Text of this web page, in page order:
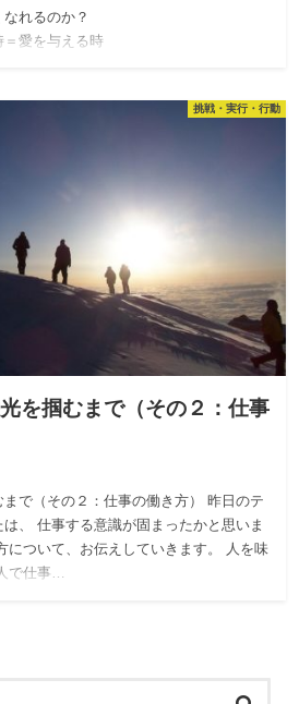
れるのか？
＝愛を与える時
挑戦・実行・行動
を掴むまで（その２：仕事
で（その２：仕事の働き方） 昨日のテ
、 仕事する意識が固まったかと思いま
について、お伝えしていきます。 人を味
で仕事…